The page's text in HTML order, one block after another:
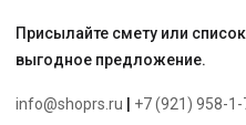
Присылайте смету или
выгодное предложение.
info@shoprs.ru +7 (921) 958-